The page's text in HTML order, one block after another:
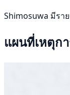
Shimosuwa มีรา
แผนที่เหตุก